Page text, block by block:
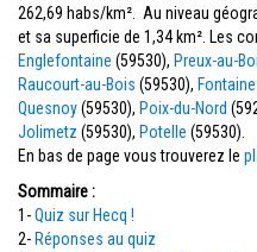
262,69 habs/km². Au niveau
et sa superficie de 1,34 km². Les
Englefontaine (59530), Preux-au-
Raucourt-au-Bois (59530),
Quesnoy(59530), Poix-du-Nord
Jolimetz (59530), Potelle (59530).
En bas de page vous trouverez le
Sommaire :
1-Quiz sur Hecq !
2- Réponses au quiz